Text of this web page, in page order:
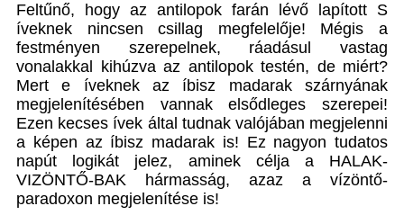
Feltűnő, hogy az antilopok farán lévő lapított S
íveknek nincsen csillag megfelelője! Mégis a
festményen szerepelnek, ráadásul vastag
vonalakkal kihúzva az antilopok testén, de miért?
Mert e íveknek az íbisz madarak szárnyának
megjelenítésében vannak elsődleges szerepei!
Ezen kecses ívek által tudnak valójában megjelenni
a képen az íbisz madarak is! Ez nagyon tudatos
napút logikát jelez, aminek célja a HALAK-
VIZÖNTŐ-BAK hármasság, azaz a vízöntő-
paradoxon megjelenítése is!